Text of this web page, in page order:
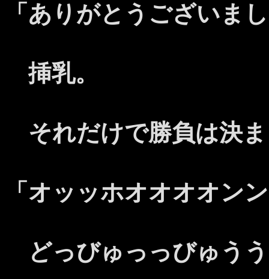
「ありがとうございま
挿乳。
それだけで勝負は決
「オッッホオオオオン
どっびゅっっびゅう